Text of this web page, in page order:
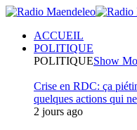
ACCUEIL
POLITIQUE
POLITIQUEShow
Crise en RDC: ça
quelques actions qui
2 jours ago